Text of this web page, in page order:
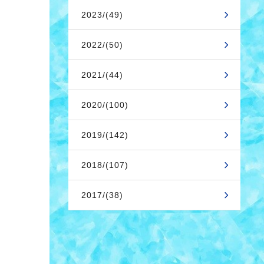
2023/(49)
2022/(50)
2021/(44)
2020/(100)
2019/(142)
2018/(107)
2017/(38)